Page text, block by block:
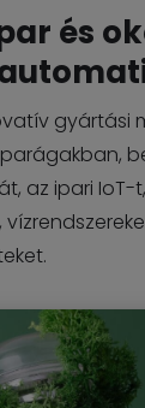
és
gyártási
az ipari IoT-